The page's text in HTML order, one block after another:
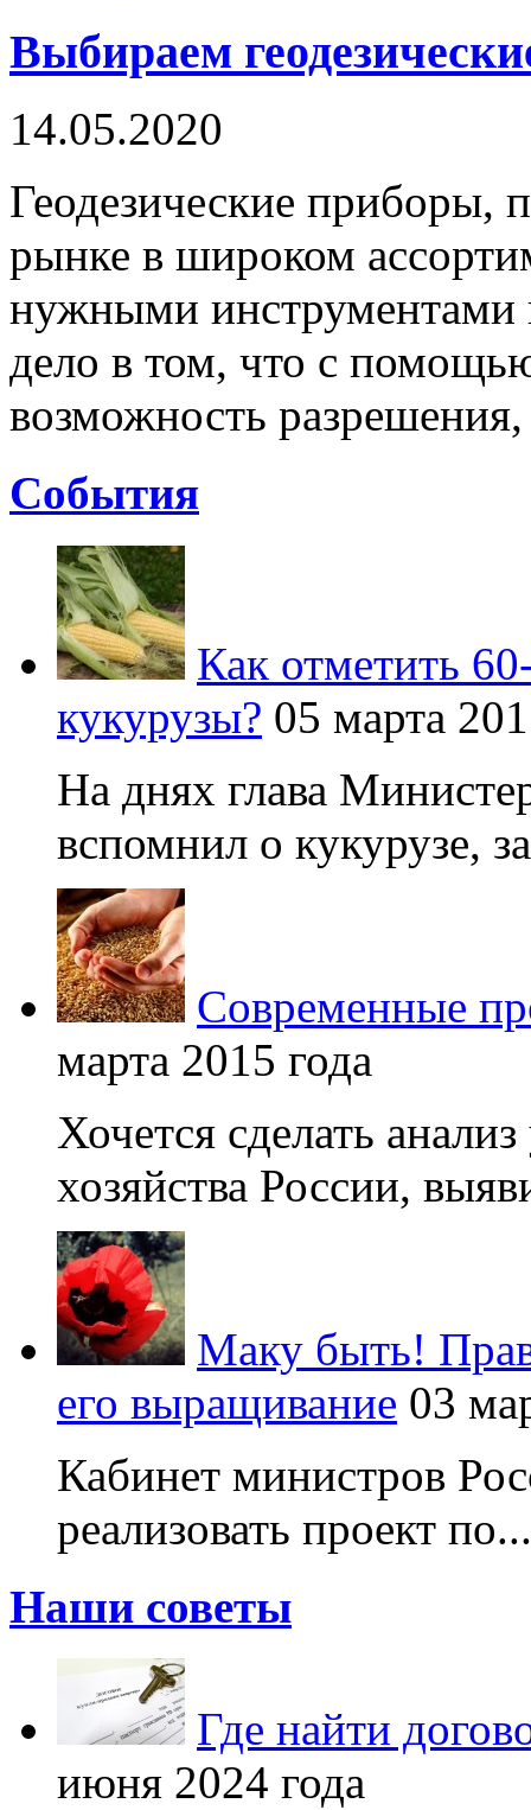
Выбираем
14.05.2020
Геодезические приборы,
рынке в широком
нужными инструментами
дело в том, что с
возможность
Cобытия
Как отметить
кукурузы? 05 марта
На днях глава
вспомнил о кукурузе,
Современные
марта 2015 года
Хочется сделать
хозяйства России,
Маку быть!
его выращивание 03
Кабинет министров
реализовать проект по...
Наши советы
Где найти
июня 2024 года